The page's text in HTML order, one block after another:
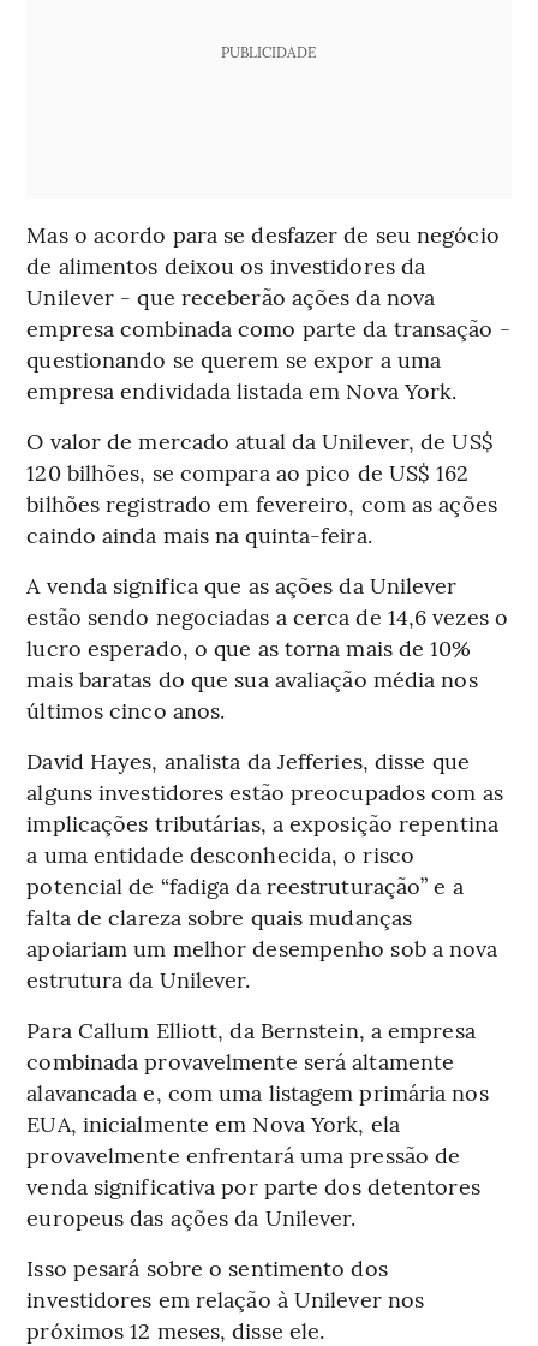
PUBLICIDADE
Mas o acordo para se desfazer de seu negócio
de alimentos deixou os investidores da
Unilever - que receberão ações da nova
empresa combinada como parte da transação -
questionando se querem se expor a uma
empresa endividada listada em Nova York.
O valor de mercado atual da Unilever, de US$
120 bilhões, se compara ao pico de US$ 162
bilhões registrado em fevereiro, com as ações
caindo ainda mais na quinta-feira.
A venda significa que as ações da Unilever
estão sendo negociadas a cerca de 14,6 vezes o
lucro esperado, o que as torna mais de 10%
mais baratas do que sua avaliação média nos
últimos cinco anos.
David Hayes, analista da Jefferies, disse que
alguns investidores estão preocupados com as
implicações tributárias, a exposição repentina
a uma entidade desconhecida, o risco
potencial de “fadiga da reestruturação” e a
falta de clareza sobre quais mudanças
apoiariam um melhor desempenho sob a nova
estrutura da Unilever.
Para Callum Elliott, da Bernstein, a empresa
combinada provavelmente será altamente
alavancada e, com uma listagem primária nos
EUA, inicialmente em Nova York, ela
provavelmente enfrentará uma pressão de
venda significativa por parte dos detentores
europeus das ações da Unilever.
Isso pesará sobre o sentimento dos
investidores em relação à Unilever nos
próximos 12 meses, disse ele.